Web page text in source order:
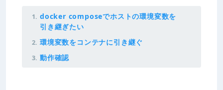
docker composeでホストの環境変数を
引き継ぎたい
環境変数をコンテナに引き継ぐ
動作確認